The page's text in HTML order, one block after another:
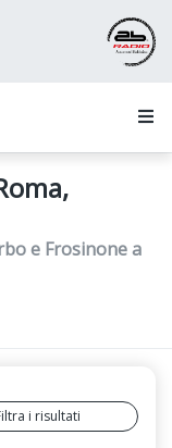
e Frosinone a
i risultati